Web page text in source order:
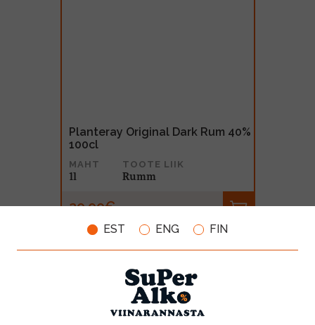
EST ENG FIN
Planteray Original Dark Rum 40%
100cl
MAHT
1l
TOOTE LIIK
Rumm
29.99€